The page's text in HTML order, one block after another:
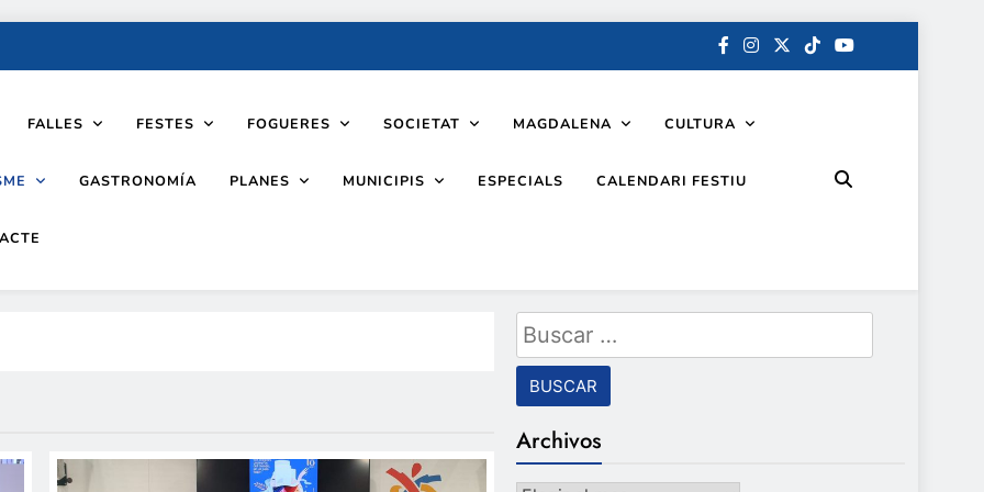
FALLES FESTES FOGUERES SOCIETAT MAGDALENA CULTURA
GASTRONOMÍA PLANES MUNICIPIS ESPECIALS CALENDARI FESTIU
Buscar:
Archivos